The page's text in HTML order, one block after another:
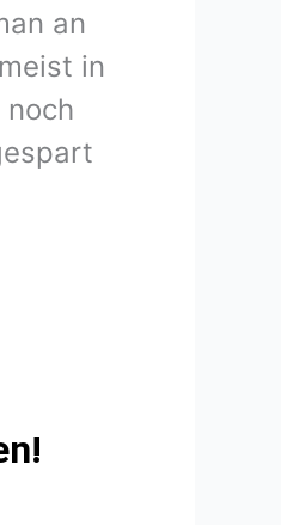
an
in